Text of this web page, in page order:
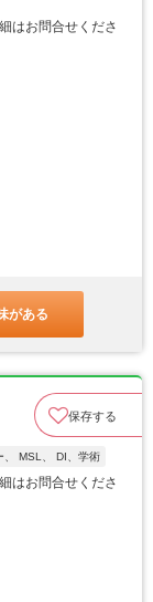
はお問合せくださ
がある
保存する
、 MSL、 DI、学術
はお問合せくださ